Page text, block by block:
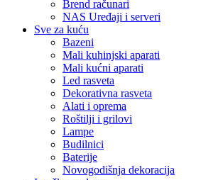
Brend računari
NAS Uređaji i serveri
Sve za kuću
Bazeni
Mali kuhinjski aparati
Mali kućni aparati
Led rasveta
Dekorativna rasveta
Alati i oprema
Roštilji i grilovi
Lampe
Budilnici
Baterije
Novogodišnja dekoracija